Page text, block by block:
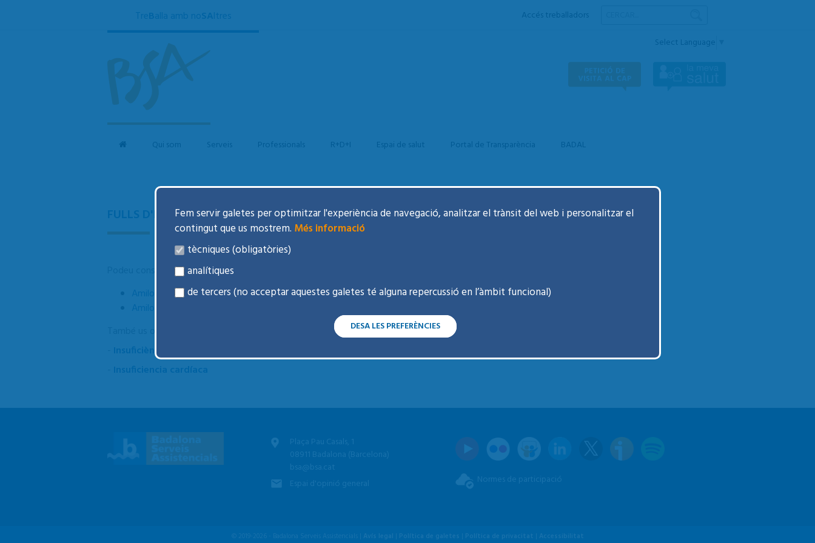
TreBalla amb noSAltres
Accés treballadors
Select Language
Qui som Serveis Professionals R+D+I Espai de salut Portal de Transparència BADAL
FULLS D'INFORMACIÓ A L'USUARI - INSUFICIÈNCIA CARDÍACA
Podeu consultar el full de recomanacions sobre
Amiloidosi cardíaca per transtiretina (català)
Amiloidosis cardíaca por transtirretina (castellà)
Insuficiència cardíaca
Insuficiencia cardíaca
Plaça Pau Casals, 1
08911 Badalona (Barcelona)
bsa@bsa.cat
Espai d'opinió general
Normes de participació
© 2019-2026 - Badalona Serveis Assistencials | Avís legal Política de galetes Política de privacitat Accessibilitat
Fem servir galetes per optimitzar l'experiència de navegació, analitzar el trànsit del web i personalitzar el
contingut que us mostrem. Més informació
tècniques (obligatòries)
analítiques
de tercers (no acceptar aquestes galetes té alguna repercussió en l’àmbit funcional)
DESA LES PREFERÈNCIES